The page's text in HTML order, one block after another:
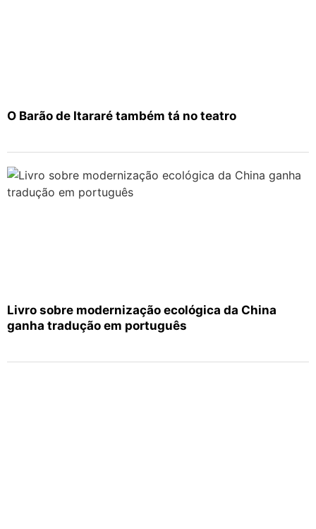
O Barão de Itararé também tá no teatro
Livro sobre modernização ecológica da China
ganha tradução em português